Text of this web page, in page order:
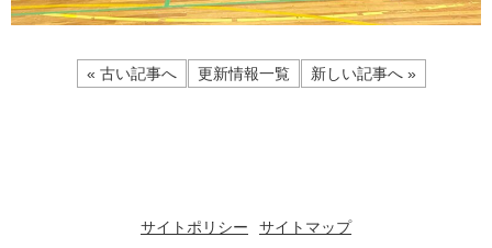
« 古い記事へ 更新情報一覧 新しい記事へ »
サイトポリシー サイトマップ